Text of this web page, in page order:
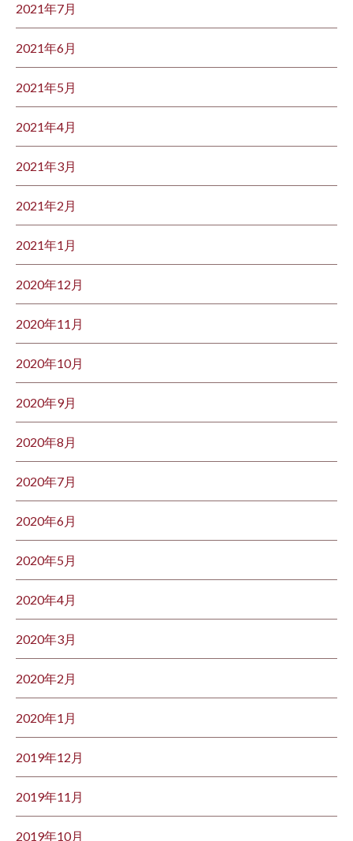
2021年7月
2021年6月
2021年5月
2021年4月
2021年3月
2021年2月
2021年1月
2020年12月
2020年11月
2020年10月
2020年9月
2020年8月
2020年7月
2020年6月
2020年5月
2020年4月
2020年3月
2020年2月
2020年1月
2019年12月
2019年11月
2019年10月